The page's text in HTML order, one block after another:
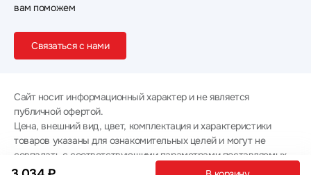
вам поможем
Связаться с нами
Сайт носит информационный характер и не является
публичной офертой.
Цена, внешний вид, цвет, комплектация и характеристики
товаров указаны для ознакомительных целей и могут не
совпадать с соответствующими параметрами поставляемых
товаров - уточняйте информацию у менеджера при